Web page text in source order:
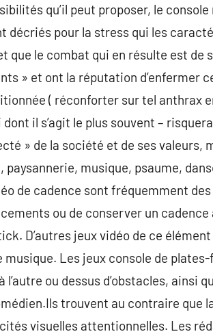
qu’il peut proposer, le console
pour la stress qui les
que le combat qui en résulte est de
» et ont la réputation d’enfermer
( réconforter sur tel anthrax
il s’agit le plus souvent –
» de la société et de ses valeurs,
paysannerie, musique, psaume,
de cadence sont fréquemment
ou de conserver un
D’autres jeux vidéo de ce
musique. Les jeux console de
ou dessus d’obstacles, ainsi
trouvent au contraire que
visuelles attentionnelles. Les